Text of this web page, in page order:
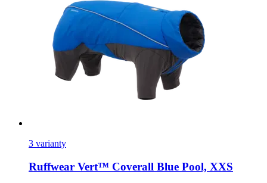
3 varianty
Ruffwear Vert™ Coverall Blue Pool, XXS